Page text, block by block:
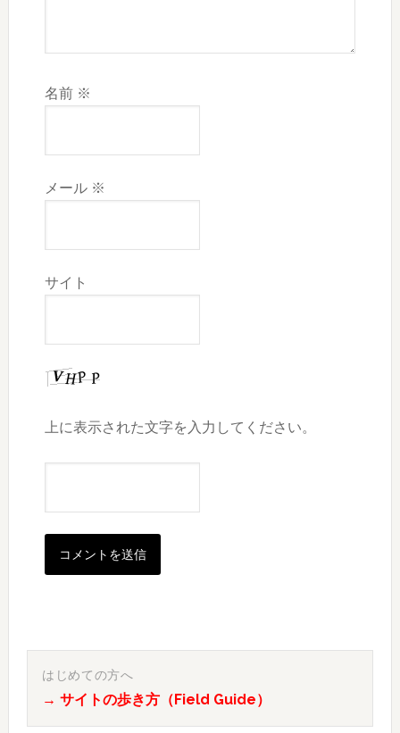
名前 ※
メール ※
サイト
上に表示された文字を入力してください。
最
はじめての方へ
→ サイトの歩き方（Field Guide）